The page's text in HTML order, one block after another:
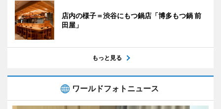
店内の様子＝渋谷にもつ鍋店「博多もつ鍋 前
田屋」
もっと見る
ワールドフォトニュース